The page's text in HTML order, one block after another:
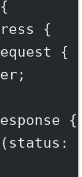
{
{
;
{
( status :